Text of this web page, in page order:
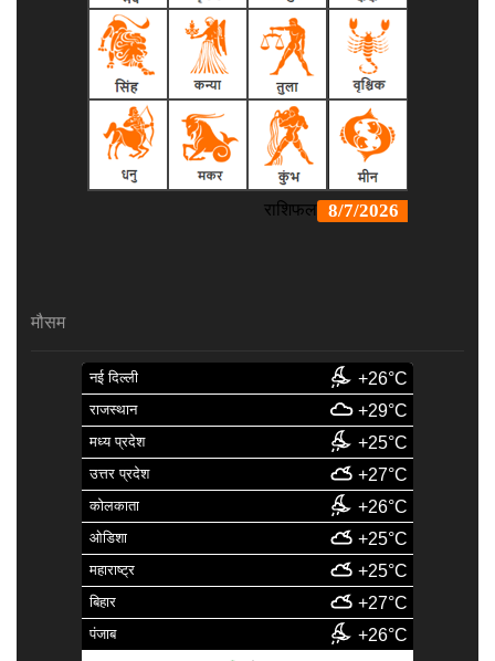
मौसम
नई दिल्ली +26°C
राजस्थान +29°C
मध्य प्रदेश +25°C
उत्तर प्रदेश +27°C
कोलकाता +26°C
ओडिशा +25°C
महाराष्ट्र +25°C
बिहार +27°C
पंजाब +26°C